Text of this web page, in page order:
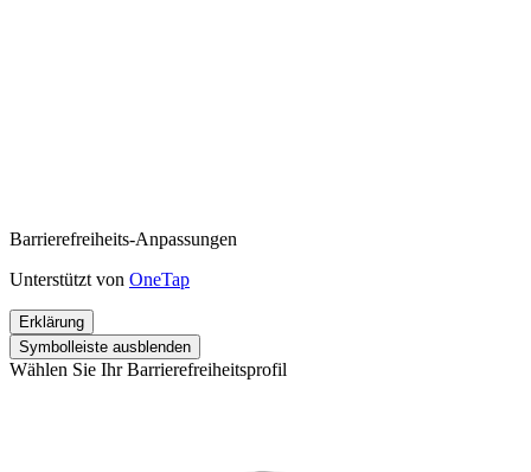
Barrierefreiheits-Anpassungen
Unterstützt von OneTap
Erklärung
Symbolleiste ausblenden
Wählen Sie Ihr Barrierefreiheitsprofil